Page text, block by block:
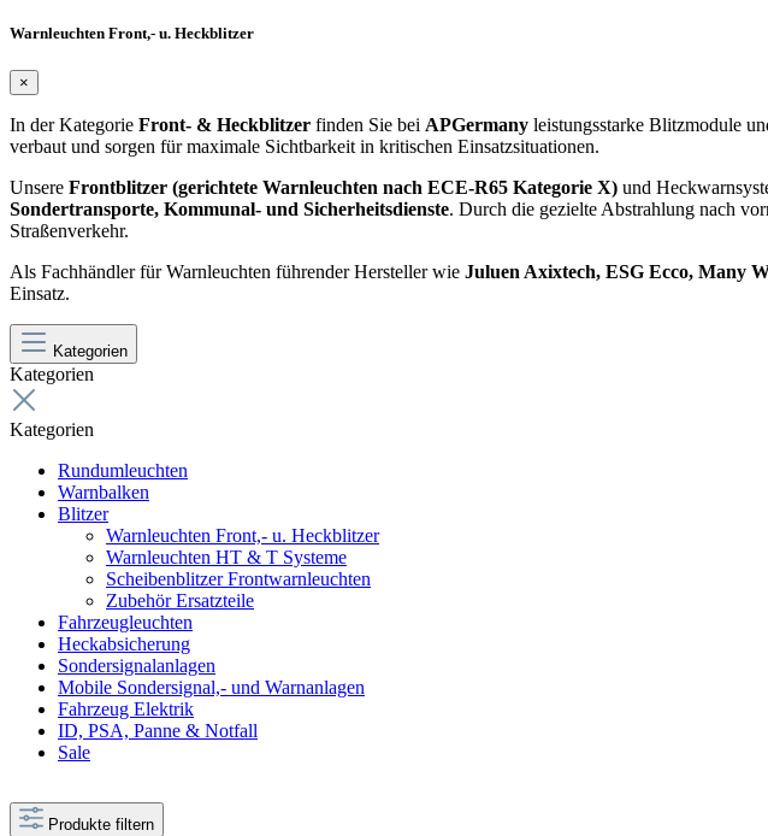
Warnleuchten Front,- u. Heckblitzer
×
In der Kategorie Front- & Heckblitzer finden Sie bei APGermany leistungsstarke Blitzmodule
verbaut und sorgen für maximale Sichtbarkeit in kritischen Einsatzsituationen.
Unsere Frontblitzer (gerichtete Warnleuchten nach ECE-R65 Kategorie X) und
Sondertransporte, Kommunal- und Sicherheitsdienste. Durch die gezielte Abstrahlung nach
Straßenverkehr.
Als Fachhändler für Warnleuchten führender Hersteller wie Juluen Axixtech, ESG Ecco, Many
Einsatz.
Kategorien
Kategorien
Kategorien
Rundumleuchten
Warnbalken
Blitzer
Warnleuchten Front,- u. Heckblitzer
Warnleuchten HT & T Systeme
Scheibenblitzer Frontwarnleuchten
Zubehör Ersatzteile
Fahrzeugleuchten
Heckabsicherung
Sondersignalanlagen
Mobile Sondersignal,- und Warnanlagen
Fahrzeug Elektrik
ID, PSA, Panne & Notfall
Sale
Produkte filtern